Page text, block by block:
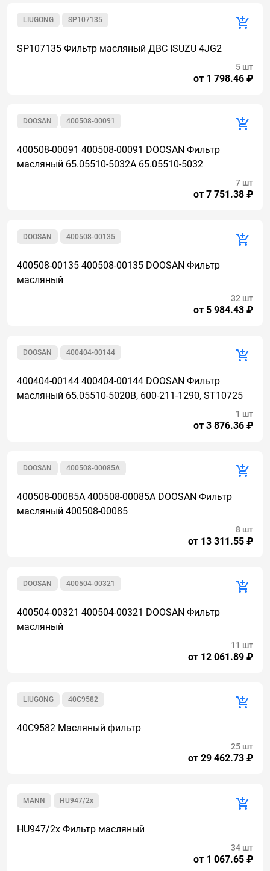
SP107135
LIUGONG
SP107135 Фильтр масляный ДВС ISUZU 4JG2
от 1 798.46 ₽
5 шт
400508-00091
DOOSAN
400508-00091 400508-00091 DOOSAN Фильтр
масляный 65.05510-5032A 65.05510-5032
от 7 751.38 ₽
7 шт
400508-00135
DOOSAN
400508-00135 400508-00135 DOOSAN Фильтр
масляный
от 5 984.43 ₽
32 шт
400404-00144
DOOSAN
400404-00144 400404-00144 DOOSAN Фильтр
масляный 65.05510-5020B, 600-211-1290, ST10725
от 3 876.36 ₽
1 шт
400508-00085A
DOOSAN
400508-00085A 400508-00085A DOOSAN Фильтр
масляный 400508-00085
от 13 311.55 ₽
8 шт
400504-00321
DOOSAN
400504-00321 400504-00321 DOOSAN Фильтр
масляный
от 12 061.89 ₽
11 шт
40C9582
LIUGONG
40C9582 Масляный фильтр
от 29 462.73 ₽
25 шт
HU947/2x
MANN
HU947/2x Фильтр масляный
от 1 067.65 ₽
34 шт